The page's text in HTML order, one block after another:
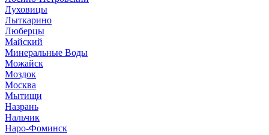
Луховицы
Лыткарино
Люберцы
Майский
Минеральные Воды
Можайск
Моздок
Москва
Мытищи
Назрань
Нальчик
Наро-Фоминск